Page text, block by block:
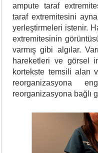
ampute taraf
taraf extremitesini
yerleştirmeleri istenir.
extremitesinin
varmış gibi algılar.
hareketleri ve görsel
kortekste temsili alan
reorganizasyona
reorganizasyona bağlı